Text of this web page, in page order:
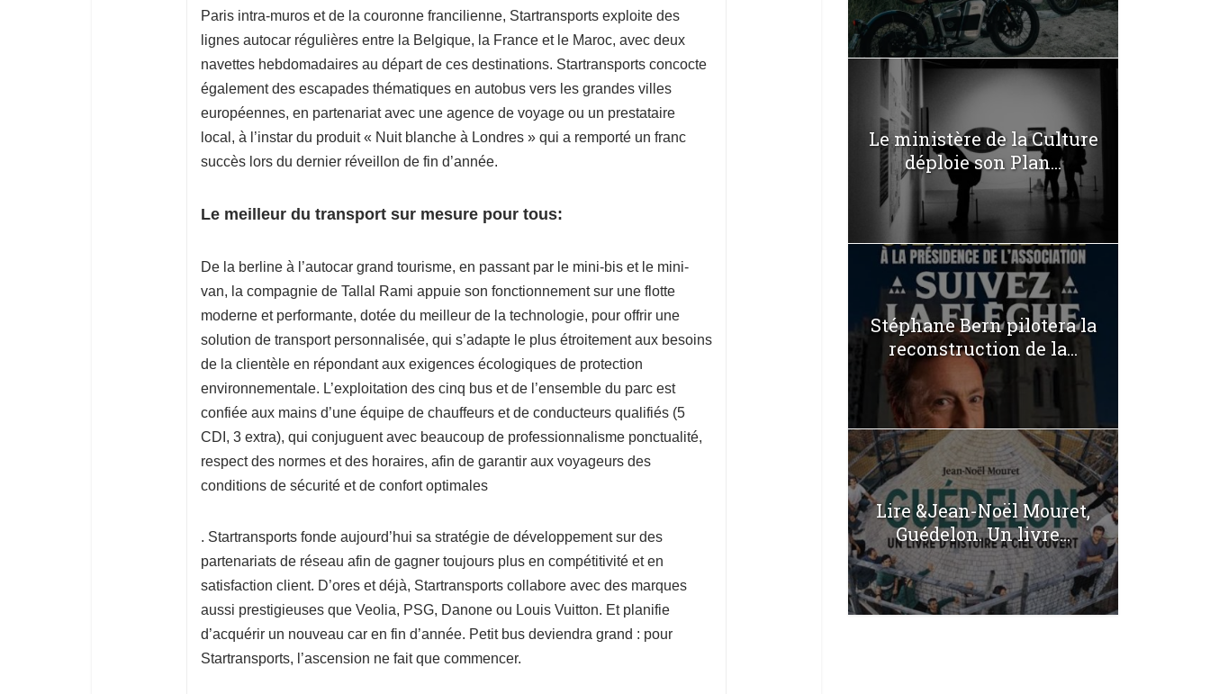
Paris intra-muros et de la couronne francilienne, Startransports exploite des
lignes autocar régulières entre la Belgique, la France et le Maroc, avec deux
navettes hebdomadaires au départ de ces destinations. Startransports concocte
également des escapades thématiques en autobus vers les grandes villes
européennes, en partenariat avec une agence de voyage ou un prestataire
local, à l’instar du produit « Nuit blanche à Londres » qui a remporté un franc
succès lors du dernier réveillon de fin d’année.
Le meilleur du transport sur mesure pour tous:
De la berline à l’autocar grand tourisme, en passant par le mini-bis et le mini-
van, la compagnie de Tallal Rami appuie son fonctionnement sur une flotte
moderne et performante, dotée du meilleur de la technologie, pour offrir une
solution de transport personnalisée, qui s’adapte le plus étroitement aux besoins
de la clientèle en répondant aux exigences écologiques de protection
environnementale. L’exploitation des cinq bus et de l’ensemble du parc est
confiée aux mains d’une équipe de chauffeurs et de conducteurs qualifiés (5
CDI, 3 extra), qui conjuguent avec beaucoup de professionnalisme ponctualité,
respect des normes et des horaires, afin de garantir aux voyageurs des
conditions de sécurité et de confort optimales
. Startransports fonde aujourd’hui sa stratégie de développement sur des
partenariats de réseau afin de gagner toujours plus en compétitivité et en
satisfaction client. D’ores et déjà, Startransports collabore avec des marques
aussi prestigieuses que Veolia, PSG, Danone ou Louis Vuitton. Et planifie
d’acquérir un nouveau car en fin d’année. Petit bus deviendra grand : pour
Startransports, l’ascension ne fait que commencer.
Le ministère de la Culture
déploie son Plan...
Stéphane Bern pilotera la
reconstruction de la...
Lire &Jean-Noël Mouret,
Guédelon. Un livre...